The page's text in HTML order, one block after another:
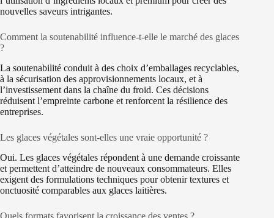
nouvelles saveurs intrigantes.
Comment la soutenabilité influence-t-elle le marché des glaces
?
La soutenabilité conduit à des choix d’emballages recyclables,
à la sécurisation des approvisionnements locaux, et à
l’investissement dans la chaîne du froid. Ces décisions
réduisent l’empreinte carbone et renforcent la résilience des
entreprises.
Les glaces végétales sont-elles une vraie opportunité ?
Oui. Les glaces végétales répondent à une demande croissante
et permettent d’atteindre de nouveaux consommateurs. Elles
exigent des formulations techniques pour obtenir textures et
onctuosité comparables aux glaces laitières.
Quels formats favorisent la croissance des ventes ?